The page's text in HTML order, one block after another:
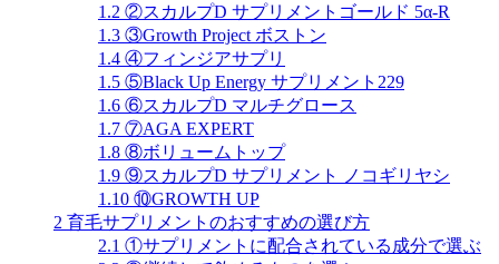
1.2 ②スカルプD サプリメントゴールド 5α-R
1.3 ③Growth Project ボストン
1.4 ④フィンジアサプリ
1.5 ⑤Black Up Energy サプリメント229
1.6 ⑥スカルプD マルチグロース
1.7 ⑦AGA EXPERT
1.8 ⑧ボリュームトップ
1.9 ⑨スカルプD サプリメント ノコギリヤシ
1.10 ⑩GROWTH UP
2 育毛サプリメントのおすすめの選び方
2.1 ①サプリメントに配合されている成分で選ぶ